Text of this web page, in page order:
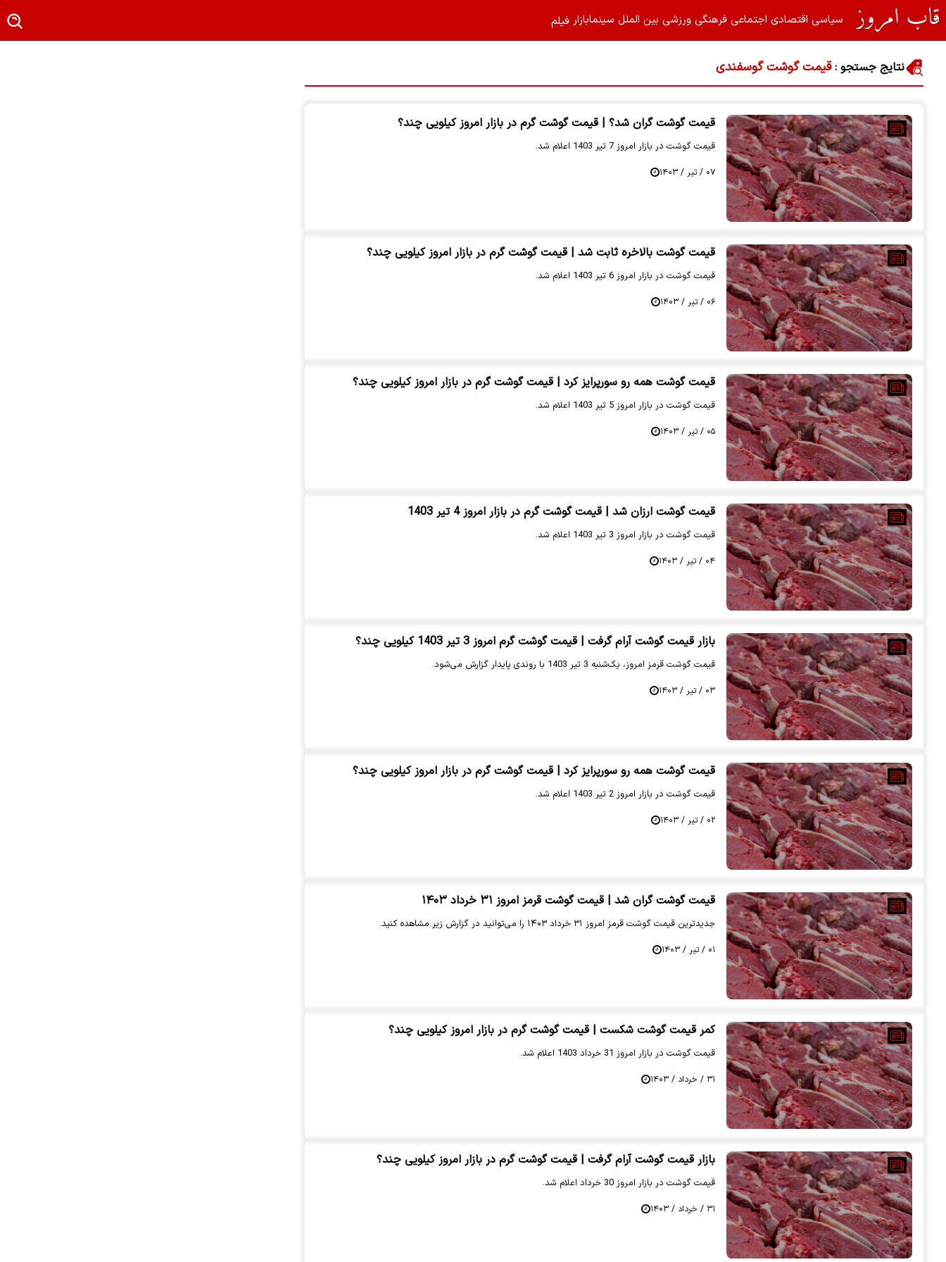
سیاسیاقتصادیاجتماعیفرهنگیورزشیبین المللسینمابازارفیلم‌
نتایج جستجو :قیمت گوشت گوسفندی
قیمت گوشت گران شد؟ | قیمت گوشت گرم در بازار امروز کیلویی چند؟
قیمت گوشت در بازار امروز 7 تیر 1403 اعلام شد.
۰۷ / تیر / ۱۴۰۳
قیمت گوشت بالاخره ثابت شد | قیمت گوشت گرم در بازار امروز کیلویی چند؟
قیمت گوشت در بازار امروز 6 تیر 1403 اعلام شد.
۰۶ / تیر / ۱۴۰۳
قیمت گوشت همه رو سورپرایز کرد | قیمت گوشت گرم در بازار امروز کیلویی چند؟
قیمت گوشت در بازار امروز 5 تیر 1403 اعلام شد.
۰۵ / تیر / ۱۴۰۳
قیمت گوشت ارزان شد | قیمت گوشت گرم در بازار امروز 4 تیر 1403
قیمت گوشت در بازار امروز 3 تیر 1403 اعلام شد.
۰۴ / تیر / ۱۴۰۳
بازار قیمت گوشت آرام گرفت | قیمت گوشت گرم امروز 3 تیر 1403 کیلویی چند؟
قیمت گوشت قرمز امروز، یک‌شنبه 3 تیر 1403 با روندی پایدار گزارش می‌شود.
۰۳ / تیر / ۱۴۰۳
قیمت گوشت همه رو سورپرایز کرد | قیمت گوشت گرم در بازار امروز کیلویی چند؟
قیمت گوشت در بازار امروز 2 تیر 1403 اعلام شد.
۰۲ / تیر / ۱۴۰۳
قیمت گوشت گران شد | قیمت گوشت قرمز امروز ۳۱ خرداد ۱۴۰۳
جدیدترین قیمت گوشت قرمز امروز ۳۱ خرداد ۱۴۰۳ را می‌توانید در گزارش زیر مشاهده کنید.
۰۱ / تیر / ۱۴۰۳
کمر قیمت گوشت شکست | قیمت گوشت گرم در بازار امروز کیلویی چند؟
قیمت گوشت در بازار امروز 31 خرداد 1403 اعلام شد.
۳۱ / خرداد / ۱۴۰۳
بازار قیمت گوشت آرام گرفت | قیمت گوشت گرم در بازار امروز کیلویی چند؟
قیمت گوشت در بازار امروز 30 خرداد اعلام شد.
۳۱ / خرداد / ۱۴۰۳